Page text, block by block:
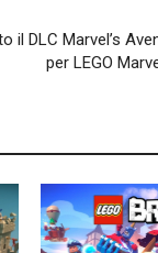
il DLC Marvel’s
per LEGO